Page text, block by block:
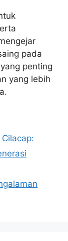
pada
penting
yang lebih